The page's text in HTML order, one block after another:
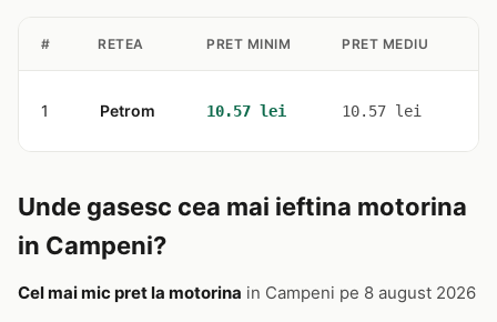
# RETEA PRET MINIM PRET MEDIU
1 Petrom 10.57 lei 10.57 lei
Unde gasesc cea mai ieftina motorina
in Campeni?
Cel mai mic pret la motorina in Campeni pe 8 august 2026